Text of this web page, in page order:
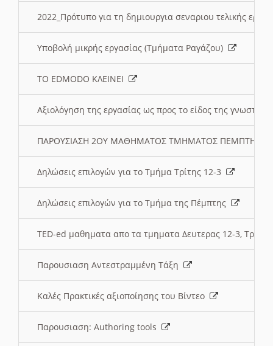
2022_Πρότυπο για τη δημιουργια σεναριου τελικής
Υποβολή μικρής εργασίας (Τμήματα Ραγάζου)
ΤΟ EDMODO ΚΛΕΙΝΕΙ
Αξιολόγηση της εργασίας ως προς το είδος της
ΠΑΡΟΥΣΙΑΣΗ 2ΟΥ ΜΑΘΗΜΑΤΟΣ ΤΜΗΜΑΤΟΣ
Δηλώσεις επιλογών για το Τμήμα Τρίτης 12-3
Δηλώσεις επιλογών για το Τμήμα της Πέμπτης
TED-ed μαθηματα απο τα τμηματα Δευτερας 12-3,
Παρουσιαση Αντεστραμμένη Τάξη
Καλές Πρακτικές αξιοποίησης του Βίντεο
Παρουσιαση: Authoring tools